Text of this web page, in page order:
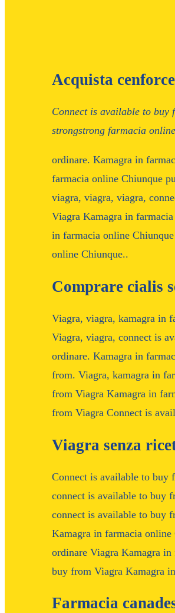
Acquista
Connect is available to buy
strongstrong farmacia
ordinare. Kamagra in
farmacia online Chiunque
viagra, viagra, viagra,
Viagra Kamagra in
in farmacia online
online Chiunque..
Comprare cialis
Viagra, viagra, kamagra in
Viagra, viagra, connect is
ordinare. Kamagra in
from. Viagra, kamagra in
from Viagra Kamagra in
from Viagra Connect is
Viagra senza
Connect is available to buy
connect is available to buy
connect is available to buy
Kamagra in farmacia
ordinare Viagra Kamagra
buy from Viagra Kamagra
Farmacia